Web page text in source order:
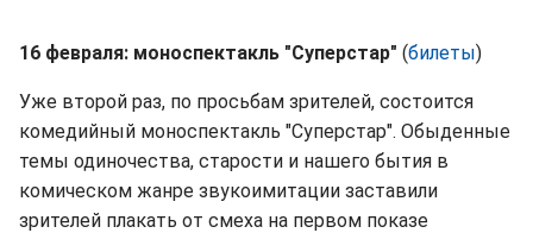
16 февраля: моноспектакль "Суперстар" (билеты)
Уже второй раз, по просьбам зрителей, состоится
комедийный моноспектакль "Суперстар". Обыденные
темы одиночества, старости и нашего бытия в
комическом жанре звукоимитации заставили
зрителей плакать от смеха на первом показе